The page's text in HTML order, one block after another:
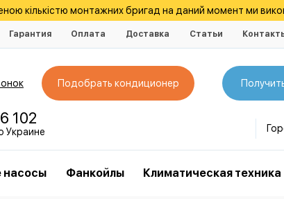
кількістю монтажних бригад на даний момент ми
Гарантия Оплата Доставка Статьи
Подобрать кондиционер
102
Украине
насосы Фанкойлы Климатическая техника